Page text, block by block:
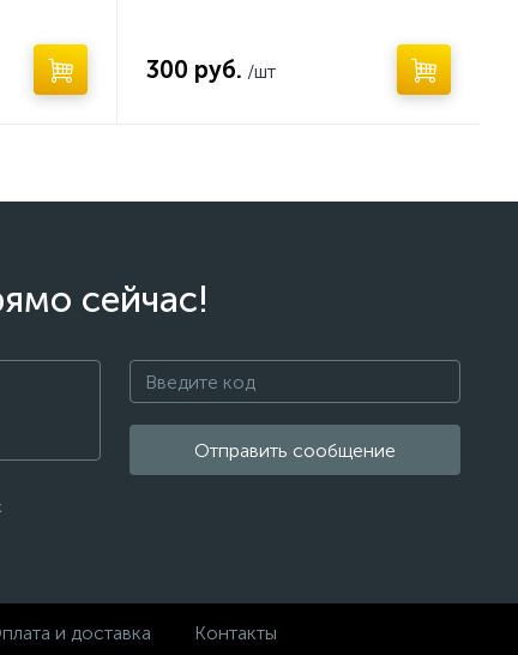
300 руб. /шт
сейчас!
Отправить сообщение
и доставка Контакты